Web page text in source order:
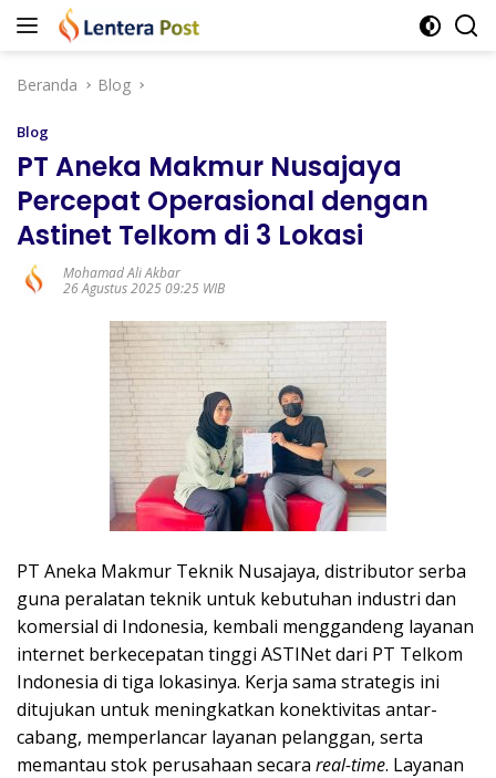
Langsung
Beranda
Blog
Blog
PT Aneka Makmur Nusajaya
Percepat Operasional dengan
Astinet Telkom di 3 Lokasi
Mohamad Ali Akbar
26 Agustus 2025 09:25 WIB
PT Aneka Makmur Teknik Nusajaya, distributor serba
guna peralatan teknik untuk kebutuhan industri dan
komersial di Indonesia, kembali menggandeng layanan
internet berkecepatan tinggi ASTINet dari PT Telkom
Indonesia di tiga lokasinya. Kerja sama strategis ini
ditujukan untuk meningkatkan konektivitas antar-
cabang, memperlancar layanan pelanggan, serta
memantau stok perusahaan secara real-time. Layanan